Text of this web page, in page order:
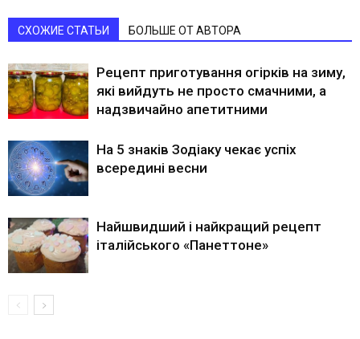
СХОЖИЕ СТАТЬИ БОЛЬШЕ ОТ АВТОРА
Рецепт приготування огірків на зиму,
які вийдуть не просто смачними, а
надзвичайно апетитними
На 5 знаків Зодіаку чекає успіх
всередині весни
Найшвидший і найкращий рецепт
італійського «Панеттоне»